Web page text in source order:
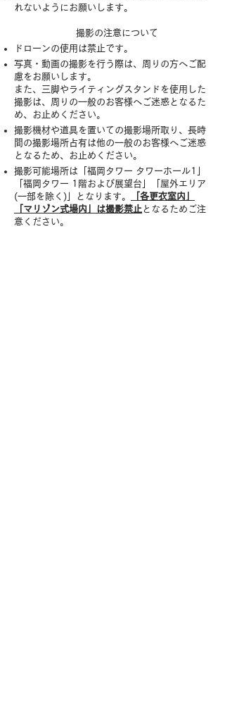
れないようにお願いします。
撮影の注意について
ドローンの使用は禁止です。
写真・動画の撮影を行う際は、周りの方へご配
慮をお願いします。
また、三脚やライティングスタンドを使用した
撮影は、周りの一般のお客様へご迷惑となるた
め、お止めください。
撮影機材や道具を置いての撮影場所取り、長時
間の撮影場所占有は他の一般のお客様へご迷惑
となるため、お止めください。
撮影可能場所は「福岡タワー タワーホール1」
「福岡タワー 1階および展望台」「屋外エリア
(一部を除く)」となります。
「各更衣室内」
「マリゾン式場内」は撮影禁止 となるためご注
意ください。